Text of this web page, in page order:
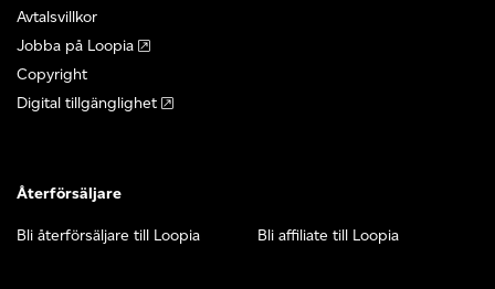
Avtalsvillkor
Jobba på Loopia
Copyright
Digital tillgänglighet
Återförsäljare
Bli återförsäljare till Loopia Bli affiliate till Loopia